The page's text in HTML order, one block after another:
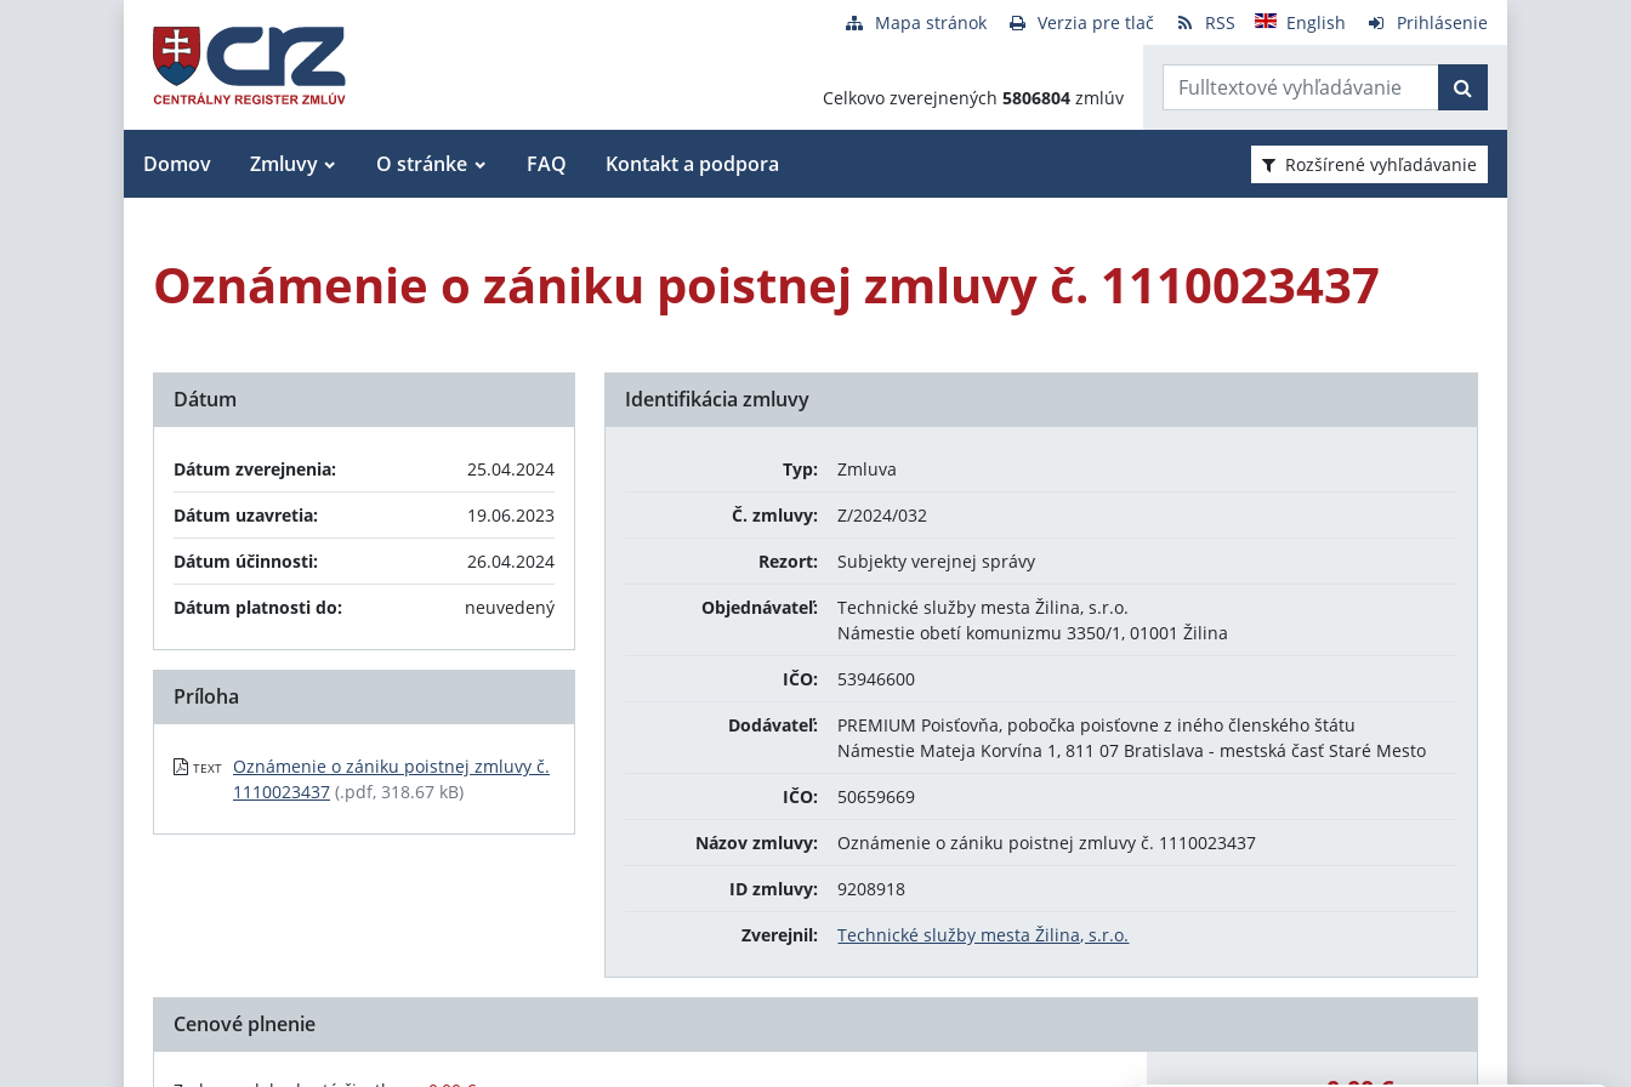
Mapa stránok Verzia pre tlač RSS English Prihlásenie
Celkovo zverejnených 5806804 zmlúv
Domov Zmluvy O stránke FAQ Kontakt a podpora Rozšírené vyhľadávanie
Oznámenie o zániku poistnej zmluvy č. 1110023437
Identifikácia zmluvy
Typ:
Zmluva
Č. zmluvy:
Z/2024/032
Rezort:
Subjekty verejnej správy
Objednávateľ:
Technické služby mesta Žilina, s.r.o.
Námestie obetí komunizmu 3350/1, 01001 Žilina
IČO:
53946600
Dodávateľ:
PREMIUM Poisťovňa, pobočka poisťovne z iného členského štátu
Námestie Mateja Korvína 1, 811 07 Bratislava - mestská časť Staré Mesto
IČO:
50659669
Názov zmluvy:
Oznámenie o zániku poistnej zmluvy č. 1110023437
ID zmluvy:
9208918
Zverejnil:
Technické služby mesta Žilina, s.r.o.
Dátum
Dátum zverejnenia:
25.04.2024
Dátum uzavretia:
19.06.2023
Dátum účinnosti:
26.04.2024
Dátum platnosti do:
neuvedený
Príloha
TEXT
Oznámenie o zániku poistnej zmluvy č.
1110023437 (.pdf, 318.67 kB)
Cenové plnenie